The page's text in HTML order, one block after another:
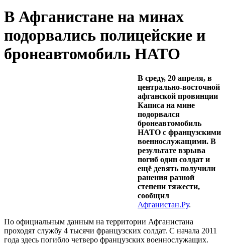
В Афганистане на минах
подорвались полицейские и
бронеавтомобиль НАТО
В среду, 20 апреля, в
центрально-восточной
афганской провинции
Каписа на мине
подорвался
бронеавтомобиль
НАТО с французскими
военнослужащими. В
результате взрыва
погиб один солдат и
ещё девять получили
ранения разной
степени тяжести,
сообщил
Афганистан.Ру.
По официальным данным на территории Афганистана
проходят службу 4 тысячи французских солдат. С начала 2011
года здесь погибло четверо французских военнослужащих.